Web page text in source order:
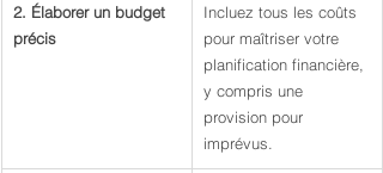
2. Élaborer un budget
précis
Incluez tous les coûts
pour maîtriser votre
planification financière,
y compris une
provision pour
imprévus.